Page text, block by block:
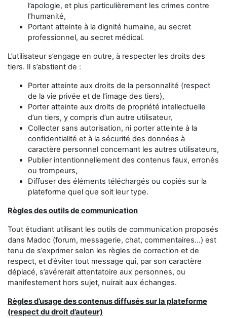
l’apologie, et plus particulièrement les crimes contre
l’humanité,
Portant atteinte à la dignité humaine, au secret
professionnel, au secret médical.
L’utilisateur s’engage en outre, à respecter les droits des
tiers. Il s’abstient de :
Porter atteinte aux droits de la personnalité (respect
de la vie privée et de l’image des tiers),
Porter atteinte aux droits de propriété intellectuelle
d’un tiers, y compris d’un autre utilisateur,
Collecter sans autorisation, ni porter atteinte à la
confidentialité et à la sécurité des données à
caractère personnel concernant les autres utilisateurs,
Publier intentionnellement des contenus faux, erronés
ou trompeurs,
Diffuser des éléments téléchargés ou copiés sur la
plateforme quel que soit leur type.
Règles des outils de communication
Tout étudiant utilisant les outils de communication proposés
dans Madoc (forum, messagerie, chat, commentaires...) est
tenu de s’exprimer selon les règles de correction et de
respect, et d’éviter tout message qui, par son caractère
déplacé, s’avérerait attentatoire aux personnes, ou
manifestement hors sujet, nuirait aux échanges.
Règles d’usage des contenus diffusés sur la plateforme
(respect du droit d’auteur)